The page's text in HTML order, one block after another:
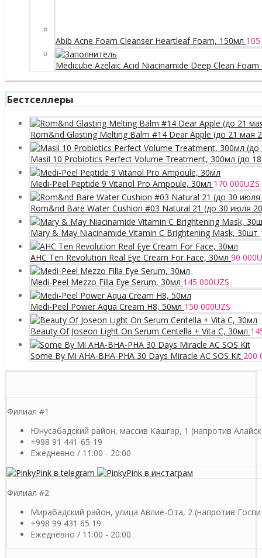
Abib Acne Foam Cleanser Heartleaf Foam, 150мл
Medicube Azelaic Acid Niacinamide Deep Clean Foam
Бестселлеры
Rom&nd Glasting Melting Balm #14 Dear Apple (до 21 мая
Masil 10 Probiotics Perfect Volume Treatment, 300мл (до
Medi-Peel Peptide 9 Vitanol Pro Ampoule, 30мл 170 000UZS
Rom&nd Bare Water Cushion #03 Natural 21 (до 30 июля
Mary & May Niacinamide Vitamin C Brightening Mask, 30шт
AHC Ten Revolution Real Eye Cream For Face, 30мл 90 000
Medi-Peel Mezzo Filla Eye Serum, 30мл 145 000UZS
Medi-Peel Power Aqua Cream H8, 50мл 150 000UZS
Beauty Of Joseon Light On Serum Centella + Vita C, 30мл
Some By Mi AHA-BHA-PHA 30 Days Miracle AC SOS Kit 200
Филиал #1
Юнусабадский район, массив Кашгар, 1 (напротив
+998 91 441-65-19
Ежедневно / 11:00 - 20:00
Филиал #2
Мирабадский район, улица Авлиё-Ота, 2 (напротив
+998 99 431 65 19
Ежедневно / 11:00 - 20:00